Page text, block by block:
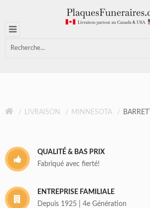
LIVRAISON MINNESOTA BARRETT
QUALITÉ & BAS PRIX
Fabriqué avec fierté!
ENTREPRISE FAMILIALE
Depuis 1925 | 4e Génération